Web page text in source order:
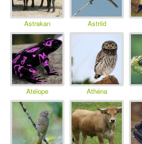
Astrakan Astrild
Atélope Athéna